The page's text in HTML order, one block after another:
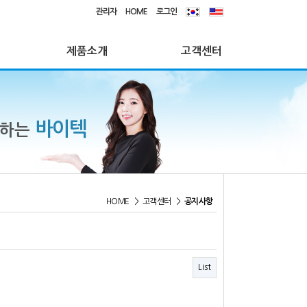
제품소개 고객센터
관리자 HOME 로그인
는 바이텍
HOME > 고객센터 > 공지사항
List